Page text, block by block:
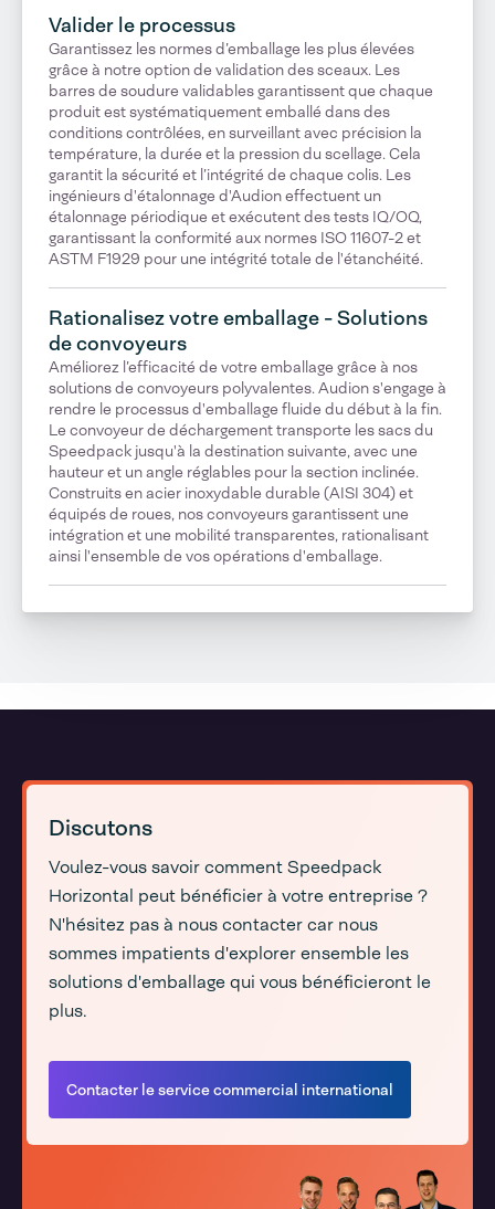
Valider le processus
Garantissez les normes d’emballage les plus élevées
grâce à notre option de validation des sceaux. Les
barres de soudure validables garantissent que chaque
produit est systématiquement emballé dans des
conditions contrôlées, en surveillant avec précision la
température, la durée et la pression du scellage. Cela
garantit la sécurité et l’intégrité de chaque colis. Les
ingénieurs d'étalonnage d'Audion effectuent un
étalonnage périodique et exécutent des tests IQ/OQ,
garantissant la conformité aux normes ISO 11607-2 et
ASTM F1929 pour une intégrité totale de l'étanchéité.
Rationalisez votre emballage - Solutions
de convoyeurs
Améliorez l’efficacité de votre emballage grâce à nos
solutions de convoyeurs polyvalentes. Audion s'engage à
rendre le processus d'emballage fluide du début à la fin.
Le convoyeur de déchargement transporte les sacs du
Speedpack jusqu'à la destination suivante, avec une
hauteur et un angle réglables pour la section inclinée.
Construits en acier inoxydable durable (AISI 304) et
équipés de roues, nos convoyeurs garantissent une
intégration et une mobilité transparentes, rationalisant
ainsi l'ensemble de vos opérations d'emballage.
Discutons
Voulez-vous savoir comment Speedpack
Horizontal peut bénéficier à votre entreprise ?
N'hésitez pas à nous contacter car nous
sommes impatients d'explorer ensemble les
solutions d'emballage qui vous bénéficieront le
plus.
Contacter le service commercial international